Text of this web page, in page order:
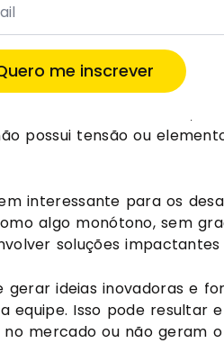
INSOSSO
é caracterizado pela
ou inovadoras,
possui tensão ou
interessante para os
algo monótono, sem
soluções
ideias inovadoras e
equipe. Isso pode resultar
mercado ou não geram
me inscrever